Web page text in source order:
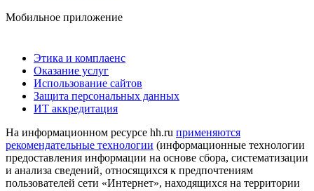
Мобильное приложение
Этика и комплаенс
Оказание услуг
Использование сайтов
Защита персональных данных
ИТ аккредитация
На информационном ресурсе hh.ru применяются
рекомендательные технологии (информационные технологии
предоставления информации на основе сбора, систематизации
и анализа сведений, относящихся к предпочтениям
пользователей сети «Интернет», находящихся на территории